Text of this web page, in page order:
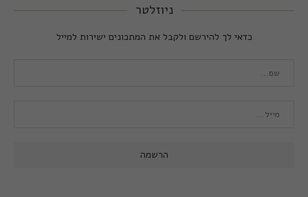
ניוזלטר
כדאי לך להירשם ולקבל את המתכונים ישירות למייל